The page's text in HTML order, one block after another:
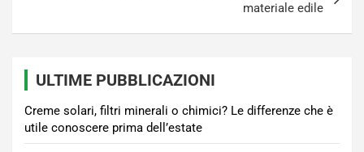
materiale edile
ULTIME PUBBLICAZIONI
Creme solari, filtri minerali o chimici? Le differenze che è
utile conoscere prima dell’estate